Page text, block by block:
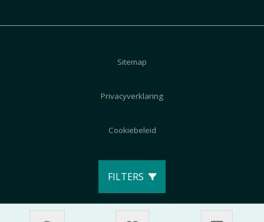
FILTERS
Sitemap
Privacyverklaring
Cookiebeleid
© 2026 AutoZeeland